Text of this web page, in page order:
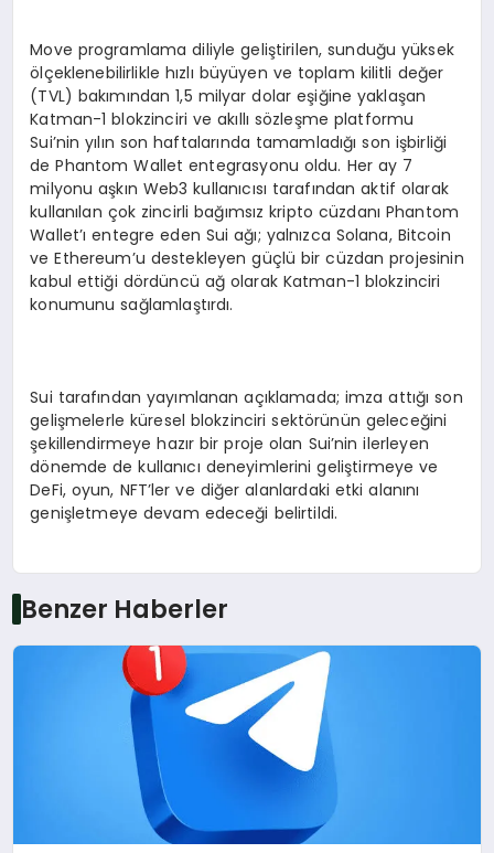
Move programlama diliyle geliştirilen, sunduğu yüksek
ölçeklenebilirlikle hızlı büyüyen ve toplam kilitli değer
(TVL) bakımından 1,5 milyar dolar eşiğine yaklaşan
Katman-1 blokzinciri ve akıllı sözleşme platformu
Sui’nin yılın son haftalarında tamamladığı son işbirliği
de Phantom Wallet entegrasyonu oldu. Her ay 7
milyonu aşkın Web3 kullanıcısı tarafından aktif olarak
kullanılan çok zincirli bağımsız kripto cüzdanı Phantom
Wallet’ı entegre eden Sui ağı; yalnızca Solana, Bitcoin
ve Ethereum’u destekleyen güçlü bir cüzdan projesinin
kabul ettiği dördüncü ağ olarak Katman-1 blokzinciri
konumunu sağlamlaştırdı.
Sui tarafından yayımlanan açıklamada; imza attığı son
gelişmelerle küresel blokzinciri sektörünün geleceğini
şekillendirmeye hazır bir proje olan Sui’nin ilerleyen
dönemde de kullanıcı deneyimlerini geliştirmeye ve
DeFi, oyun, NFT’ler ve diğer alanlardaki etki alanını
genişletmeye devam edeceği belirtildi.
Benzer Haberler